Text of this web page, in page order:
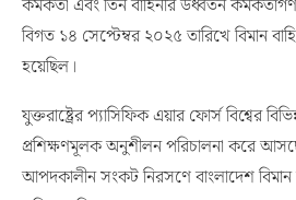
বিগত ১৪ সেপ্টেম্বর ২০২৫ তারিখে বিমান
হয়েছিল।
প্রশিক্ষণমূলক অনুশীলন পরিচালনা করে
আপদকালীন সংকট নিরসণে বাংলাদেশ
পরিবহণ বিমানসমূহ ব্যবহার করা হয়ে থাকে।